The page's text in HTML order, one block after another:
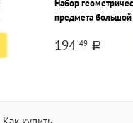
Набор
предмета большой
Twist'n Flex
тонированный
194 49 a